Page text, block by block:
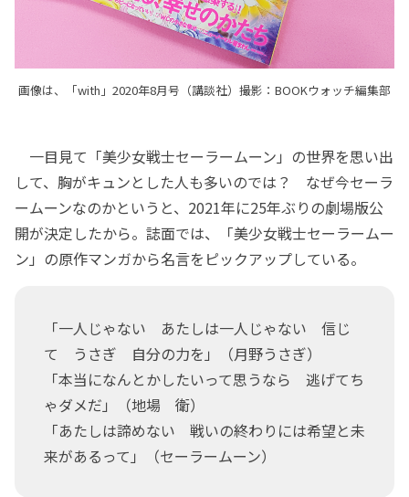
画像は、「with」2020年8月号（講談社）撮影：BOOKウォッチ編集部
一目見て「美少女戦士セーラームーン」の世界を思い出
して、胸がキュンとした人も多いのでは？ なぜ今セーラ
ームーンなのかというと、2021年に25年ぶりの劇場版公
開が決定したから。誌面では、「美少女戦士セーラームー
ン」の原作マンガから名言をピックアップしている。
「一人じゃない あたしは一人じゃない 信じ
て うさぎ 自分の力を」（月野うさぎ）
「本当になんとかしたいって思うなら 逃げてち
ゃダメだ」（地場 衛）
「あたしは諦めない 戦いの終わりには希望と未
来があるって」（セーラームーン）